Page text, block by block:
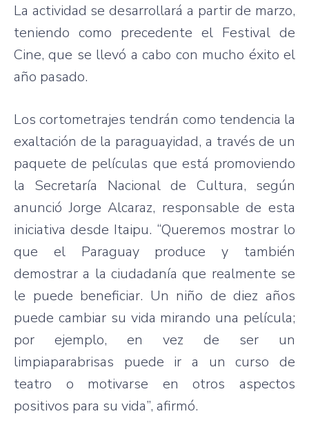
La actividad se desarrollará a partir de marzo,
teniendo como precedente el Festival de
Cine, que se llevó a cabo con mucho éxito el
año pasado.
Los cortometrajes tendrán como tendencia la
exaltación de la paraguayidad, a través de un
paquete de películas que está promoviendo
la Secretaría Nacional de Cultura, según
anunció Jorge Alcaraz, responsable de esta
iniciativa desde Itaipu. “Queremos mostrar lo
que el Paraguay produce y también
demostrar a la ciudadanía que realmente se
le puede beneficiar. Un niño de diez años
puede cambiar su vida mirando una película;
por ejemplo, en vez de ser un
limpiaparabrisas puede ir a un curso de
teatro o motivarse en otros aspectos
positivos para su vida”, afirmó.